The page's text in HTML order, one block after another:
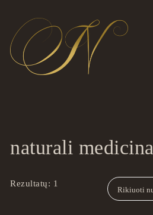
Skip to content
naturali medicina
Rezultatų: 1